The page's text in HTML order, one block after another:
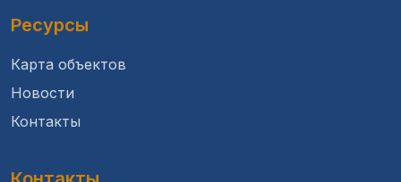
Ресурсы
Карта объектов
Новости
Контакты